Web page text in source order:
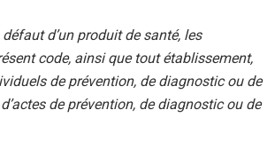
d’un produit de santé, les
code, ainsi que tout établissement,
de prévention, de diagnostic ou de
de prévention, de diagnostic ou de